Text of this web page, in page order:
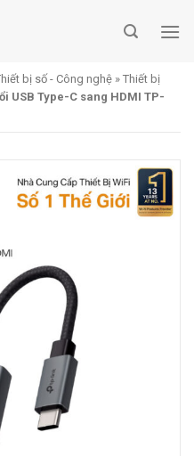
bị số - Công nghệ » Thiết bị
USB Type-C sang HDMI TP-